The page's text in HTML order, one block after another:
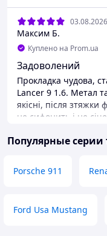
03.08.2026
Максим Б.
Куплено на Prom.ua
Задоволений
Прокладка чудова,
Lancer 9 1.6. Метал
якісні, після зтяжки
не сифонить і не
оперативність!
Популярные серии
Porsche 911
Ford Usa Mustang